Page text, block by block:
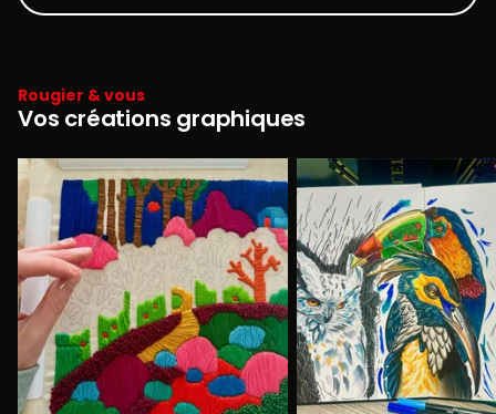
Rougier & vous
Vos créations graphiques